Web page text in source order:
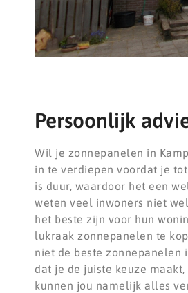
Persoonlijk
Wil je zonnepanelen in
in te verdiepen voordat je
is duur, waardoor het een
weten veel inwoners niet
het beste zijn voor hun
lukraak zonnepanelen te
niet de beste zonnepanelen
dat je de juiste keuze
kunnen jou namelijk alles